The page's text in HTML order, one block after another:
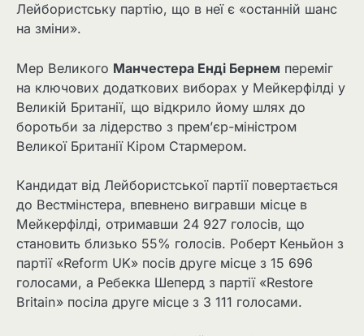
Лейбористську партію, що в неї є «останній шанс
на зміни».
Мер Великого Манчестера Енді Бернем переміг
на ключових додаткових виборах у Мейкерфілді у
Великій Британії, що відкрило йому шлях до
боротьби за лідерство з прем’єр-міністром
Великої Британії Кіром Стармером.
Кандидат від Лейбористської партії повертається
до Вестмінстера, впевнено вигравши місце в
Мейкерфілді, отримавши 24 927 голосів, що
становить близько 55% голосів. Роберт Кеньйон з
партії «Reform UK» посів друге місце з 15 696
голосами, а Ребекка Шеперд з партії «Restore
Britain» посіла друге місце з 3 111 голосами.